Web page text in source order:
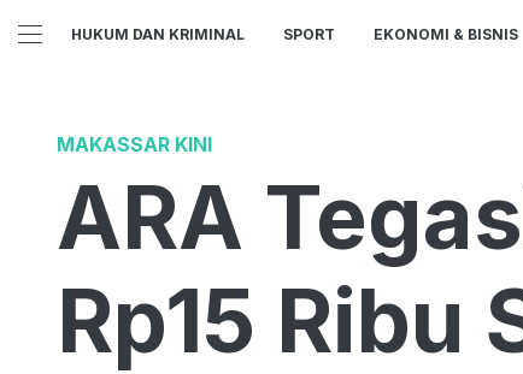
HUKUM DAN KRIMINAL SPORT EKONOMI & BISNIS
MAKASSAR KINI
ARA
Rp15 Ribu